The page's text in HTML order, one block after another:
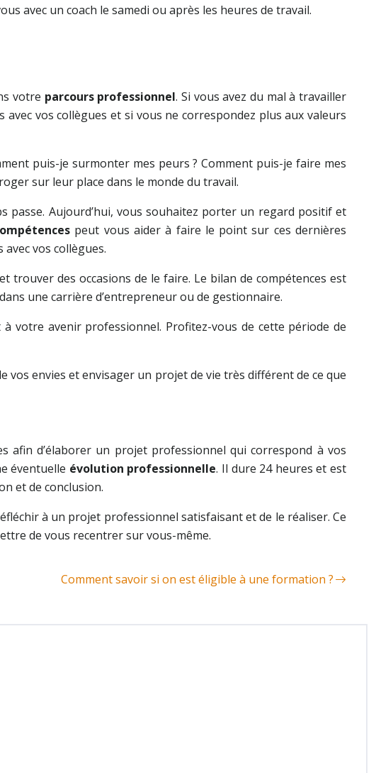
avec un coach le samedi ou après les heures de travail.
votre parcours professionnel. Si vous avez du mal à travailler
vos collègues et si vous ne correspondez plus aux valeurs
puis-je surmonter mes peurs ? Comment puis-je faire mes
sur leur place dans le monde du travail.
passe. Aujourd’hui, vous souhaitez porter un regard positif et
peut vous aider à faire le point sur ces dernières
vos collègues.
trouver des occasions de le faire. Le bilan de compétences est
une carrière d’entrepreneur ou de gestionnaire.
votre avenir professionnel. Profitez-vous de cette période de
vos envies et envisager un projet de vie très différent de ce que
afin d’élaborer un projet professionnel qui correspond à vos
éventuelle évolution professionnelle. Il dure 24 heures et est
et de conclusion.
à un projet professionnel satisfaisant et de le réaliser. Ce
de vous recentrer sur vous-même.
Comment savoir si on est éligible à une formation ?